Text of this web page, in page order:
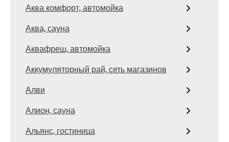
Аква комфорт, автомойка
Аква, сауна
Аквафреш, автомойка
Аккумуляторный рай, сеть магазинов
Алви
Алион, сауна
Альянс, гостиница